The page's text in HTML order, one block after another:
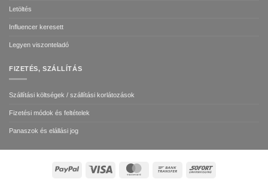
Letöltés
Influencer keresett
Legyen viszonteladó
FIZETÉS, SZÁLLÍTÁS
Szállítási költségek / szállítási korlátozások
Fizetési módok és feltételek
Panaszok és elállási jog
PayPal MasterCard
Bank
Sofort